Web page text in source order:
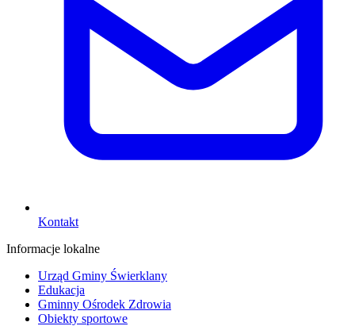
Kontakt
Informacje lokalne
Urząd Gminy Świerklany
Edukacja
Gminny Ośrodek Zdrowia
Obiekty sportowe